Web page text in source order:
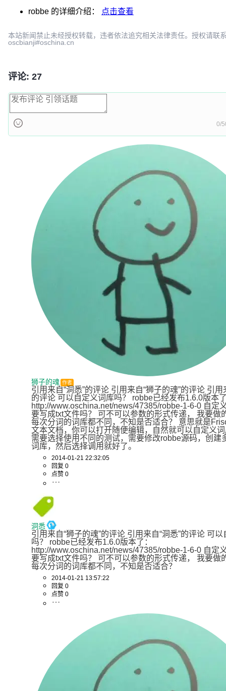
robbe 的详细介绍： 点击查看
本站新闻禁止未经授权转载，违者依法追究相关法律责任。授权请联
oscbianji#oschina.cn
评论: 27
0/
狮子的魂 作者
引用来自“洞悉”的评论 引用来自“狮子的魂”的评论 引用
的评论 可以自定义词库吗？ robbe已经发布1.6.0版本
http://www.oschina.net/news/47385/robbe-1-6-0 自定
要写成txt文件吗？ 可不可以参数的形式传递， 我要做
每次分词的词库都不同，不知是否适合？ 意思就是
文本文档，你可以打开随便编辑，自然就可以自定义
需要选择使用不同的测试，需要修改robbe源码，创建
词库，然后选择调用就好了。
2014-01-21 22:32:05
回复 0
点赞 0
洞悉
引用来自“狮子的魂”的评论 引用来自“洞悉”的评论 可
吗？ robbe已经发布1.6.0版本了：
http://www.oschina.net/news/47385/robbe-1-6-0 自定
要写成txt文件吗？ 可不可以参数的形式传递， 我要做
每次分词的词库都不同，不知是否适合？
2014-01-21 13:57:22
回复 0
点赞 0